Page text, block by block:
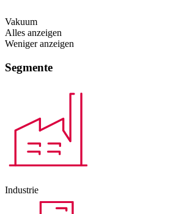
Vakuum
Alles anzeigen
Weniger anzeigen
Segmente
Industrie